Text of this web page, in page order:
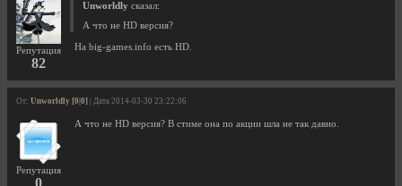
Репутация
82
Unworldly сказал:
А что не HD версия?
На big-games.info есть HD.
От: Unworldly [0|0] | Дата 2014-03-30 23:22:06
Репутация
0
А что не HD версия? В стиме она по акции шла не так давно.